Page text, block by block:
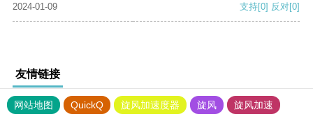
2024-01-09 支持[0] 反对[0]
友情链接
网站地图 QuickQ 旋风加速度器 旋风
旋风加速